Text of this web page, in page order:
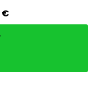
€